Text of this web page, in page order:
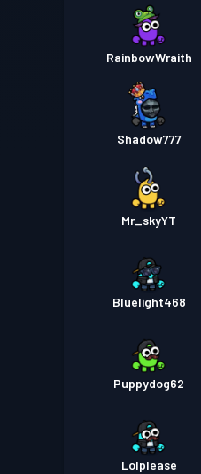
RainbowWraith
Shadow777
Mr_skyYT
Bluelight468
Puppydog62
Lolplease